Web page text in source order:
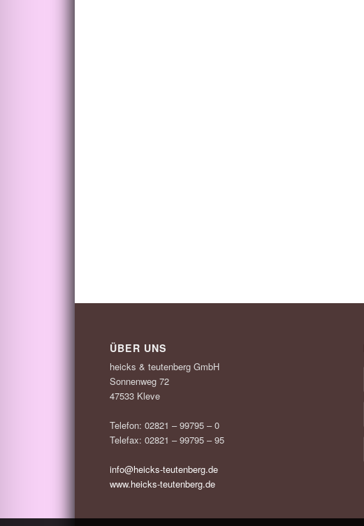
ÜBER UNS
heicks & teutenberg GmbH
Sonnenweg 72
47533 Kleve
Telefon: 02821 – 99795 – 0
Telefax: 02821 – 99795 – 95
info@heicks-teutenberg.de
www.heicks-teutenberg.de